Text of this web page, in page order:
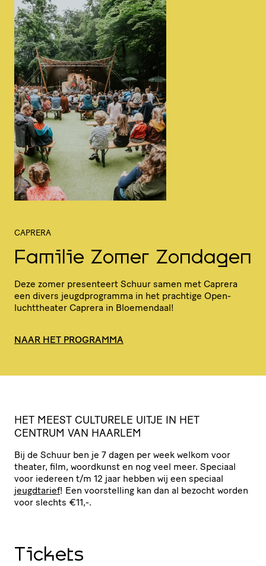
CAPRERA
Familie Zomer Zondagen
Deze zomer presenteert Schuur samen met Caprera
een divers jeugd­pro­gramma in het prachtige Open­
lucht­the­ater Caprera in Bloemendaal!
NAAR HET PROGRAMMA
HET MEEST CULTURELE UITJE IN HET
CENTRUM VAN HAARLEM
Bij de Schuur ben je 7 dagen per week welkom voor
theater, film, woordkunst en nog veel meer. Speciaal
voor iedereen t/​m 12 jaar hebben wij een speciaal
jeugdtarief! Een voor­stel­ling kan dan al bezocht worden
voor slechts €11,-.
Tickets